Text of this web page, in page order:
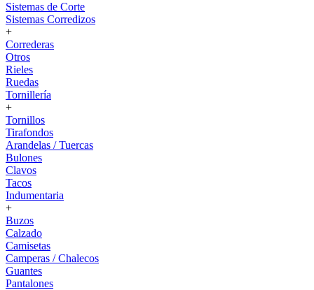
Sistemas de Corte
Sistemas Corredizos
+
Correderas
Otros
Rieles
Ruedas
Tornillería
+
Tornillos
Tirafondos
Arandelas / Tuercas
Bulones
Clavos
Tacos
Indumentaria
+
Buzos
Calzado
Camisetas
Camperas / Chalecos
Guantes
Pantalones